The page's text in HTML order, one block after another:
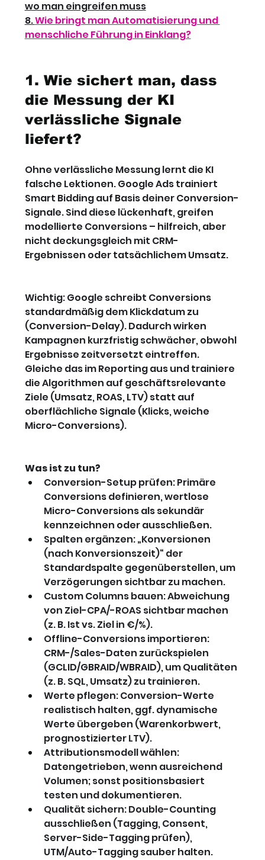
wo man eingreifen muss
8. Wie bringt man Automatisierung und
menschliche Führung in Einklang?
1. Wie sichert man, dass
die Messung der KI
verlässliche Signale
liefert?
Ohne verlässliche Messung lernt die KI
falsche Lektionen. Google Ads trainiert
Smart Bidding auf Basis deiner Conversion-
Signale. Sind diese lückenhaft, greifen
modellierte Conversions – hilfreich, aber
nicht deckungsgleich mit CRM-
Ergebnissen oder tatsächlichem Umsatz.
Wichtig: Google schreibt Conversions
standardmäßig dem Klickdatum zu
(Conversion-Delay). Dadurch wirken
Kampagnen kurzfristig schwächer, obwohl
Ergebnisse zeitversetzt eintreffen.
Gleiche das im Reporting aus und trainiere
die Algorithmen auf geschäftsrelevante
Ziele (Umsatz, ROAS, LTV) statt auf
oberflächliche Signale (Klicks, weiche
Micro-Conversions).
Was ist zu tun?
Conversion-Setup prüfen: Primäre
Conversions definieren, wertlose
Micro-Conversions als sekundär
kennzeichnen oder ausschließen.
Spalten ergänzen: „Konversionen
(nach Konversionszeit)“ der
Standardspalte gegenüberstellen, um
Verzögerungen sichtbar zu machen.
Custom Columns bauen: Abweichung
von Ziel-CPA/-ROAS sichtbar machen
(z. B. Ist vs. Ziel in €/%).
Offline-Conversions importieren:
CRM-/Sales-Daten zurückspielen
(GCLID/GBRAID/WBRAID), um Qualitäten
(z. B. SQL, Umsatz) zu trainieren.
Werte pflegen: Conversion-Werte
realistisch halten, ggf. dynamische
Werte übergeben (Warenkorbwert,
prognostizierter LTV).
Attributionsmodell wählen:
Datengetrieben, wenn ausreichend
Volumen; sonst positionsbasiert
testen und dokumentieren.
Qualität sichern: Double-Counting
ausschließen (Tagging, Consent,
Server-Side-Tagging prüfen),
UTM/Auto-Tagging sauber halten.